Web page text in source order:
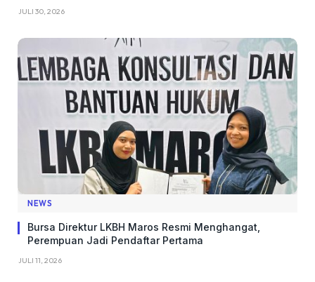
JULI 30, 2026
NEWS
Bursa Direktur LKBH Maros Resmi Menghangat,
Perempuan Jadi Pendaftar Pertama
JULI 11, 2026